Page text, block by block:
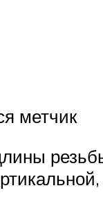
метчик